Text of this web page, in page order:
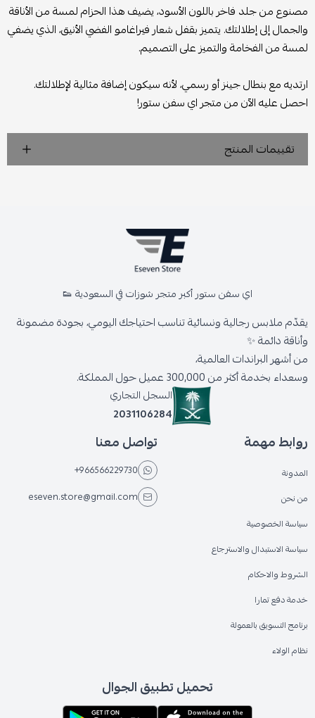
مصنوع من جلد فاخر باللون الأسود، يضيف هذا الحزام لمسة من الأناقة
والجمال إلى إطلالتك. يتميز بقفل شعار فيراغامو الفضي الأنيق، الذي يضفي
لمسة من الفخامة والتميز على التصميم.
ارتديه مع بنطال جينز أو رسمي، لأنه سيكون إضافة مثالية لإطلالتك.
احصل عليه الآن من متجر اي سفن ستور!
تقييمات المنتج
اي سفن ستور أكبر متجر شوزات في السعودية 👟
يقدّم ملابس رجالية ونسائية تناسب احتياجك اليومي، بجودة مضمونة
وأناقة دائمة ✨
من أشهر البراندات العالمية،
وسعداء بخدمة أكثر من 300,000 عميل حول المملكة.
السجل التجاري
2031106284
روابط مهمة
المدونة
من نحن
سياسة الخصوصية
سياسة الاستبدال والاسترجاع
الشروط والاحكام
خدمة دفع تمارا
برنامج التسويق بالعمولة
نظام الولاء
تواصل معنا
+966566229730
eseven.store@gmail.com
تحميل تطبيق الجوال